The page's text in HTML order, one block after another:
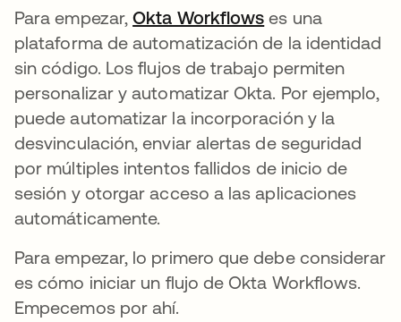
Para empezar,Okta Workflows es una
plataforma de automatización de la identidad
sin código. Los flujos de trabajo permiten
personalizar y automatizar Okta. Por ejemplo,
puede automatizar la incorporación y la
desvinculación, enviar alertas de seguridad
por múltiples intentos fallidos de inicio de
sesión y otorgar acceso a las aplicaciones
automáticamente.
Para empezar, lo primero que debe considerar
es cómo iniciar un flujo de Okta Workflows.
Empecemos por ahí.